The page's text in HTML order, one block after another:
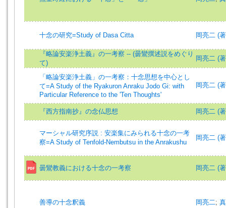
十念の研究=Study of Dasa Citta 岡亮二 (
『略論安楽浄土義』の一考察 -- (曇鸞撰述説をめぐり
て)
岡亮二 (
「略論安楽浄土義」の一考察：十念思想を中心とし
て=A Study of the Ryakuron Anraku Jodo Gi: with
Particular Reference to the 'Ten Thoughts'
岡亮二 (
『西方指南抄』の念仏思想 岡亮二 (
マーシャル研究序説 : 安楽集にみられる十念の一考
察=A Study of Tenfold-Nembutsu in the Anrakushu
岡亮二 (
曇鸞教義における十念の一考察 岡亮二 (
善導の十念釈義 岡亮二;